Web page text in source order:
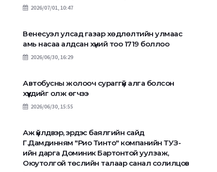
2026/07/01, 10:47
Венесуэл улсад газар хөдлөлтийн улмаас
амь насаа алдсан хүний тоо 1719 боллоо
2026/06/30, 16:29
Автобусны жолооч сураггүй алга болсон
хүүхдийг олж өгчээ
2026/06/30, 15:55
Аж үйлдвэр, эрдэс баялгийн сайд
Г.Дамдинням "Рио Тинто" компанийн ТУЗ-
ийн дарга Доминик Бартонтой уулзаж,
Оюутолгой төслийн талаар санал солилцов